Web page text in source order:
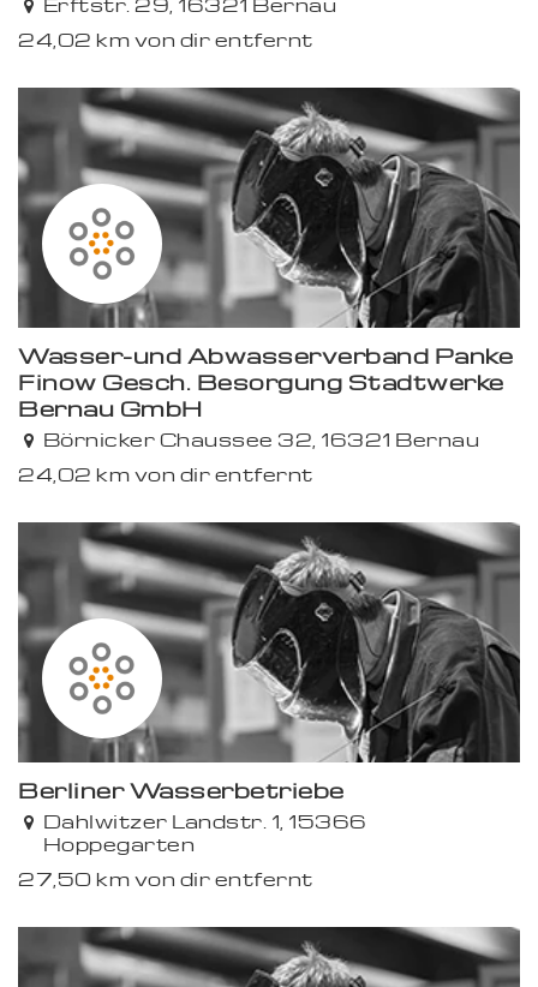
Erftstr. 29, 16321 Bernau
24,02 km von dir entfernt
Wasser-und Abwasserverband Panke
Finow Gesch. Besorgung Stadtwerke
Bernau GmbH
Börnicker Chaussee 32, 16321 Bernau
24,02 km von dir entfernt
Berliner Wasserbetriebe
Dahlwitzer Landstr. 1, 15366
Hoppegarten
27,50 km von dir entfernt